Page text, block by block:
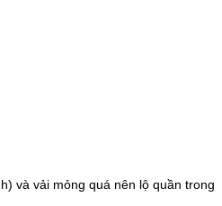
và vải mỏng quá nên lộ quần trong